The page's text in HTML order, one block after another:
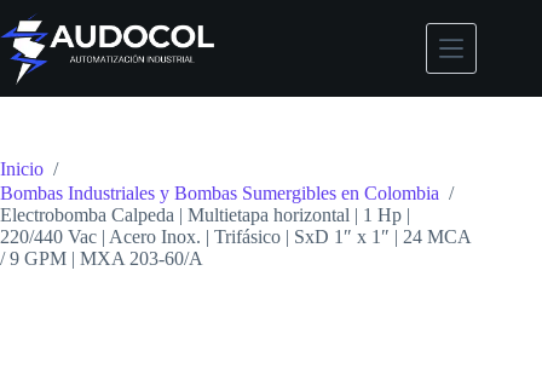
Saltar
al
contenido
Inicio /
Bombas Industriales y Bombas Sumergibles en Colombia /
Electrobomba Calpeda | Multietapa horizontal | 1 Hp |
220/440 Vac | Acero Inox. | Trifásico | SxD 1″ x 1″ | 24 MCA
/ 9 GPM | MXA 203-60/A